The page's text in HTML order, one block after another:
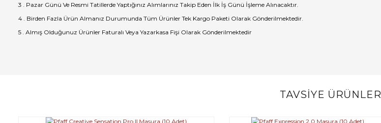
3 . Pazar Günü Ve Resmi Tatillerde Yaptığınız Alımlarınız Takip Eden İlk İş Günü İşleme Alınacaktır.
4 . Birden Fazla Ürün Almanız Durumunda Tüm Ürünler Tek Kargo Paketi Olarak Gönderilmektedir.
5 . Almış Olduğunuz Ürünler Faturalı Veya Yazarkasa Fişi Olarak Gönderilmektedir
Bu ürüne ilk yorumu siz yapın!
TAVSİYE ÜRÜNLER